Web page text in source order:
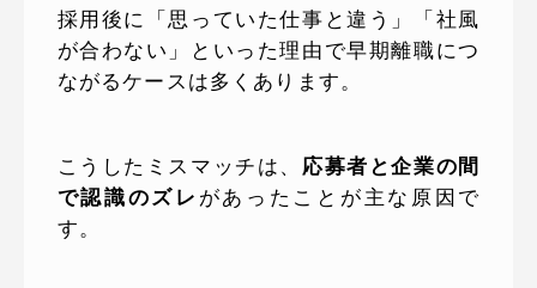
採用後に「思っていた仕事と違う」「社風
が合わない」といった理由で早期離職につ
ながるケースは多くあります。
こうしたミスマッチは、 応募者と企業の間
で認識のズレ があったことが主な原因で
す。